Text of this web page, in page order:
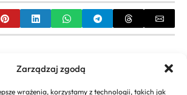
Zarządzaj zgodą
wrażenia, korzystamy z technologii, takich jak
Trwała Ondulacja – Przewodnik po